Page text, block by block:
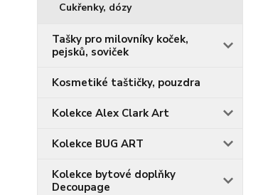
Cukřenky, dózy
Tašky pro milovníky koček,
pejsků, soviček
Kosmetiké taštičky, pouzdra
Kolekce Alex Clark Art
Kolekce BUG ART
Kolekce bytové doplňky
Decoupage